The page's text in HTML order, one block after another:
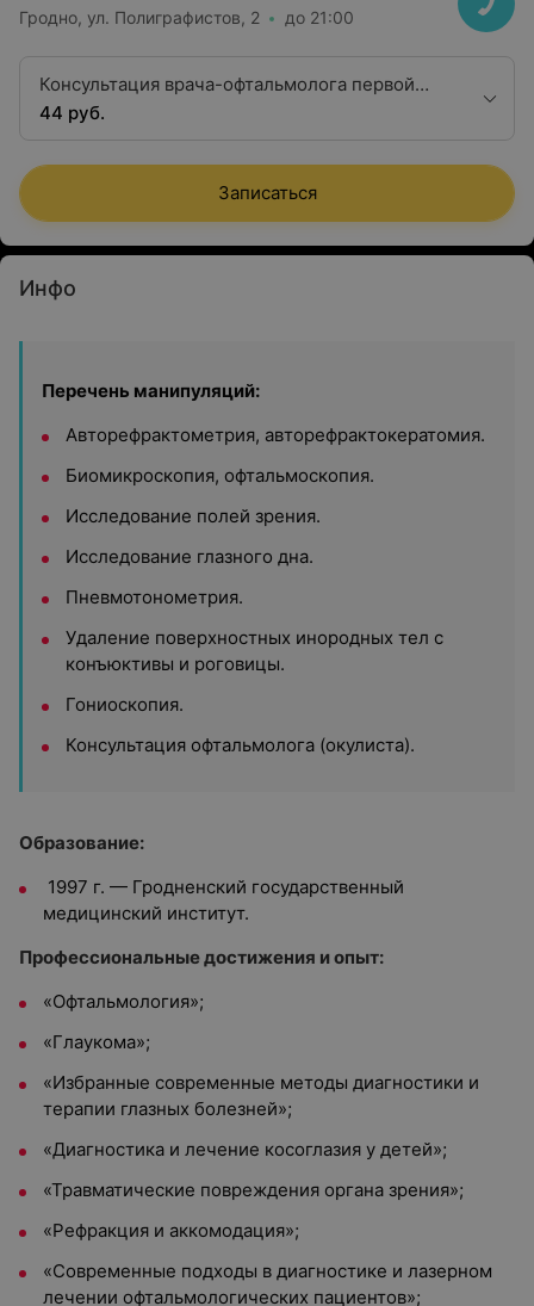
Гродно, ул. Полиграфистов, 2 до 21:00
Консультация врача-офтальмолога первой
категории
44 руб.
Записаться
Инфо
Перечень манипуляций:
Авторефрактометрия, авторефрактокератомия.
Биомикроскопия, офтальмоскопия.
Исследование полей зрения.
Исследование глазного дна.
Пневмотонометрия.
Удаление поверхностных инородных тел с
конъюктивы и роговицы.
Гониоскопия.
Консультация офтальмолога (окулиста).
Образование:
1997 г. — Гродненский государственный
медицинский институт.
Профессиональные достижения и опыт:
«Офтальмология»;
«Глаукома»;
«Избранные современные методы диагностики и
терапии глазных болезней»;
«Диагностика и лечение косоглазия у детей»;
«Травматические повреждения органа зрения»;
«Рефракция и аккомодация»;
«Современные подходы в диагностике и лазерном
лечении офтальмологических пациентов»;